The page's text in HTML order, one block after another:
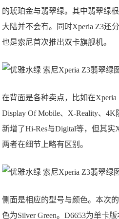
的琥珀金与翡翠绿。其中翡翠绿
大陆并不会有。同时Xperia Z3还
也是索尼首次推出双卡旗舰机。
在背面是各种卖点，比如在
Display Of Mobile、X-Reality、
新增了Hi-Res与Digital等，但其实
两者在细节上略有区别。
侧面是相应的型号与颜色。本次
色为Silver Green。D6653为单卡